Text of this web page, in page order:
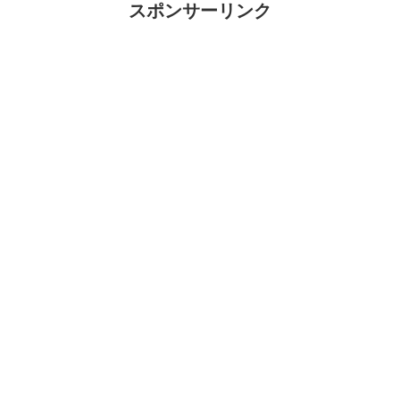
スポンサーリンク